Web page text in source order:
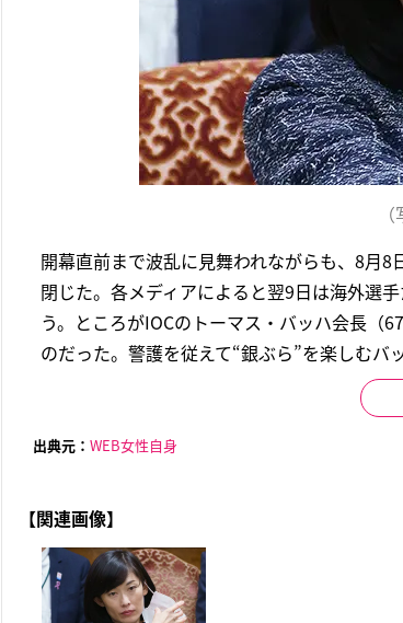
開幕直前まで波乱に見舞われながらも、8月
閉じた。各メディアによると翌9日は海外選
う。ところがIOCのトーマス・バッハ会長（
のだった。警護を従えて“銀ぶら”を楽しむバ
出典元： WEB女性自身
【関連画像】